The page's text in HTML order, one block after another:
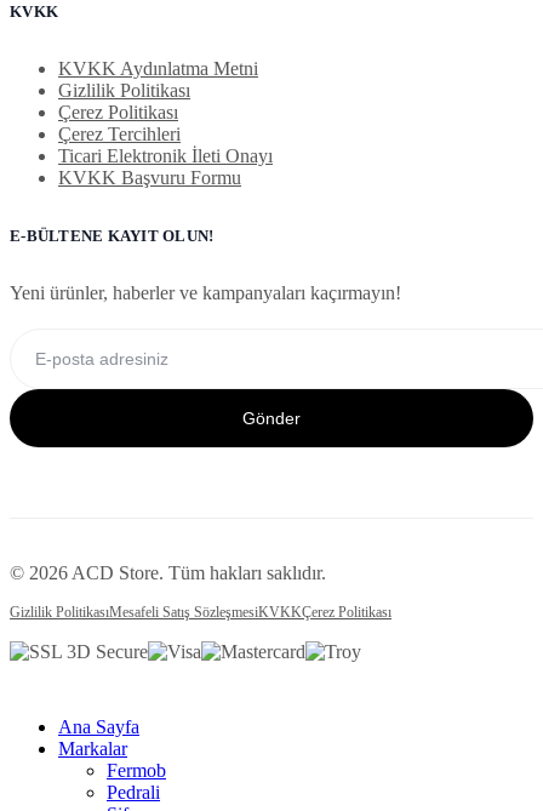
KVKK
KVKK Aydınlatma Metni
Gizlilik Politikası
Çerez Politikası
Çerez Tercihleri
Ticari Elektronik İleti Onayı
KVKK Başvuru Formu
E-BÜLTENE KAYIT OLUN!
Yeni ürünler, haberler ve kampanyaları kaçırmayın!
Gönder
© 2026 ACD Store. Tüm hakları saklıdır.
Gizlilik PolitikasıMesafeli Satış SözleşmesiKVKKÇerez Politikası
Ana Sayfa
Markalar
Fermob
Pedrali